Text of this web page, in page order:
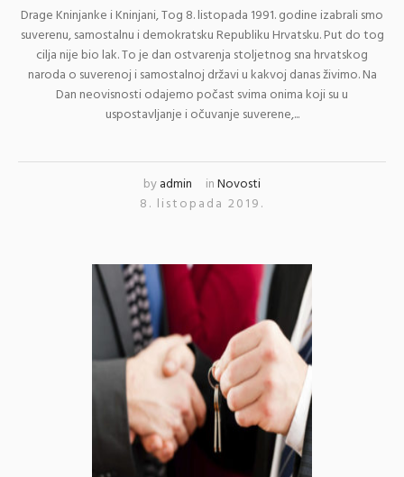
Drage Kninjanke i Kninjani, Tog 8. listopada 1991. godine izabrali smo
suverenu, samostalnu i demokratsku Republiku Hrvatsku. Put do tog
cilja nije bio lak. To je dan ostvarenja stoljetnog sna hrvatskog
naroda o suverenoj i samostalnoj državi u kakvoj danas živimo. Na
Dan neovisnosti odajemo počast svima onima koji su u
uspostavljanje i očuvanje suverene,...
byadmin inNovosti
8. listopada 2019.